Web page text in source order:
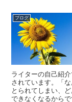
ブログ
ライターの自己紹
されています。「
とられてしまい、
できなくなるから